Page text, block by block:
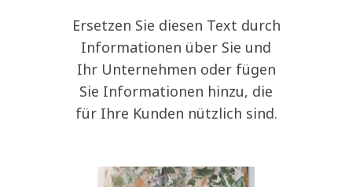
Ersetzen Sie diesen Text durch
Informationen über Sie und
Ihr Unternehmen oder fügen
Sie Informationen hinzu, die
für Ihre Kunden nützlich sind.